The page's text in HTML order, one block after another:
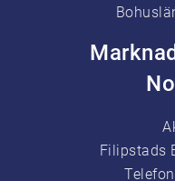
Filipstads